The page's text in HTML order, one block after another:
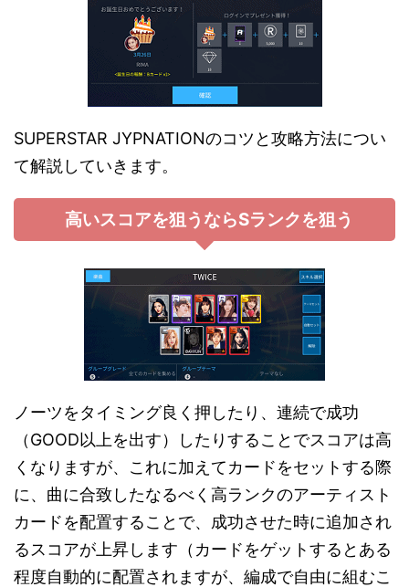
SUPERSTAR JYPNATIONのコツと攻略方法につい
て解説していきます。
高いスコアを狙うならSランクを狙う
ノーツをタイミング良く押したり、連続で成功
（GOOD以上を出す）したりすることでスコアは高
くなりますが、これに加えてカードをセットする際
に、曲に合致したなるべく高ランクのアーティスト
カードを配置することで、成功させた時に追加され
るスコアが上昇します（カードをゲットするとある
程度自動的に配置されますが、編成で自由に組むこ